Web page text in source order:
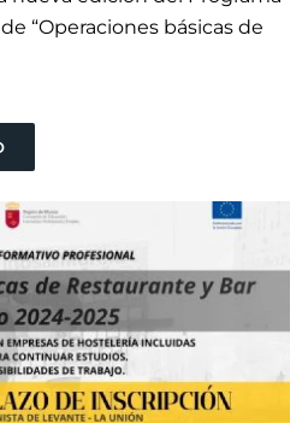
“Operaciones básicas de